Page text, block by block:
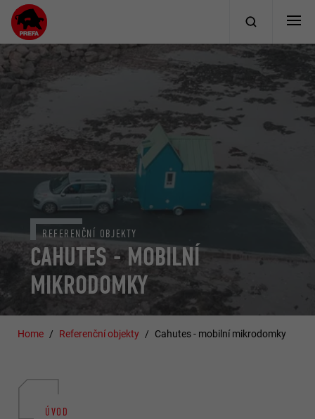
CAHUTES - MOBILNÍ
MIKRODOMKY
REFERENČNÍ OBJEKTY
Home Referenční objekty Cahutes - mobilní mikrodomky
ÚVOD